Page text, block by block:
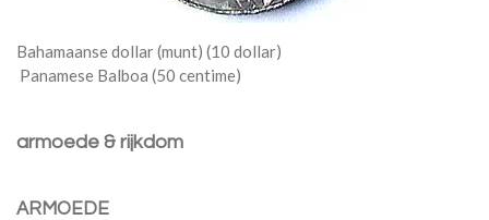
Bahamaanse dollar (munt) (10 dollar)
Panamese Balboa (50 centime)
armoede & rijkdom
ARMOEDE